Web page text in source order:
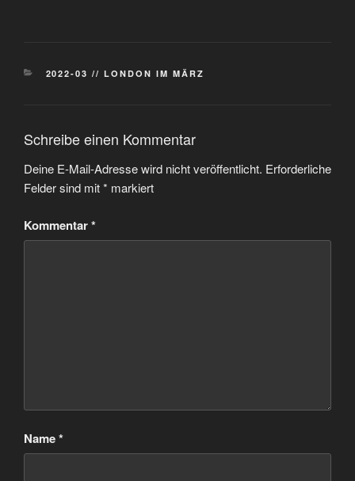
KATEGORIEN
2022-03 // LONDON IM MÄRZ
Schreibe einen Kommentar
Deine E-Mail-Adresse wird nicht veröffentlicht. Erforderliche
Felder sind mit* markiert
Kommentar*
Name*